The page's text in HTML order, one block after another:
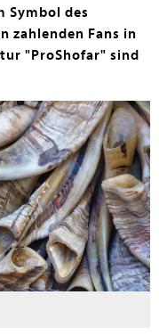
Symbol des
zahlenden Fans in
"ProShofar" sind